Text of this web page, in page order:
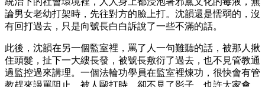
論男女老幼打架時，先往對方的臉上打。沈韻還是懦弱的，沒
有回打過去，只是向號長白白訴說了一些不滿的話。
此後，沈韻在另一個監室裡，罵了人一句難聽的話，被那人揪
住頭髮，扯下一大縷長發，被號長敷衍了過去，也不見管教通
過監控過來講理。一個法輪功學員在監室裡煉功，很快會有管
教趕來謾罵阻止，被人毆打時，卻不見了影子。也許大家會